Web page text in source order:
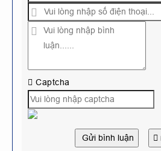
Captcha
Gửi bình luận